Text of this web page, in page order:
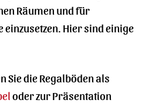
Räumen und für
Hier sind einige
Sie die Regalböden als
oder zur Präsentation